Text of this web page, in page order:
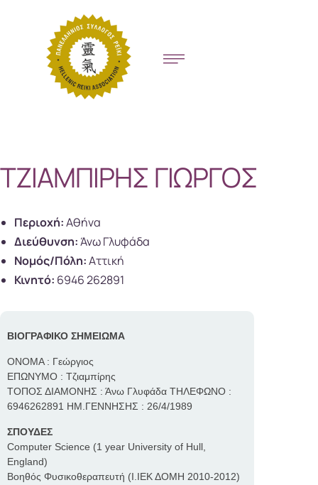
ΤΖΙΑΜΠΙΡΗΣ ΓΙΩΡΓΟΣ
Περιοχή:Αθήνα
Διεύθυνση:Άνω Γλυφάδα
Νομός/Πόλη:Αττική
Κινητό: 6946 262891
ΒΙΟΓΡΑΦΙΚΟ ΣΗΜΕΙΩΜΑ
ΟΝΟΜΑ : Γεώργιος
ΕΠΩΝΥΜΟ : Τζιαμπίρης
ΤΟΠΟΣ ΔΙΑΜΟΝΗΣ : Άνω Γλυφάδα ΤΗΛΕΦΩΝΟ :
6946262891 ΗΜ.ΓΕΝΝΗΣΗΣ : 26/4/1989
ΣΠΟΥΔΕΣ
Computer Science (1 year University of Hull,
England)
Βοηθός Φυσικοθεραπευτή (Ι.ΙΕΚ ΔΟΜΗ 2010-2012)